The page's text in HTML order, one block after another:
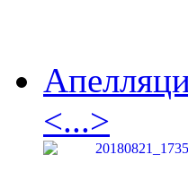
<...>